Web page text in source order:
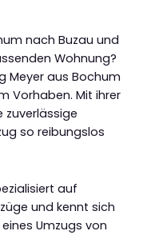
nach Buzau und
Wohnung?
Meyer aus Bochum
Vorhaben. Mit ihrer
zuverlässige
so reibungslos
auf
und kennt sich
Umzugs von